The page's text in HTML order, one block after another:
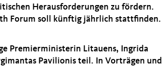
Herausforderungen zu fördern.
Forum soll künftig jährlich stattfinden.
Premierministerin Litauens, Ingrida
Pavilionis teil. In Vorträgen und